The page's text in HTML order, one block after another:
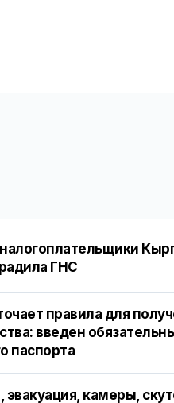
ГНС
правила для
введен
паспорта
камеры,